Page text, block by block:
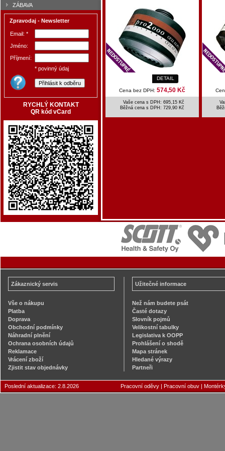
ZÁBAVA
Zpravodaj - Newsletter
Email: *
Jméno:
Příjmení:
* povinný údaj
RYCHLÝ KONTAKT
QR kód vCard
DETAIL
Cena bez DPH: 574,50 Kč
Vaše cena s DPH: 695,15 Kč
Běžná cena s DPH: 729,90 Kč
Zákaznický servis
Vše o nákupu
Platba
Doprava
Obchodní podmínky
Náhradní plnění
Ochrana osobních údajů
Reklamace
Vrácení zboží
Zjistit stav objednávky
Užitečné informace
Než nám budete psát
Časté dotazy
Slovník pojmů
Velikostní tabulky
Legislativa k OOPP
Prohlášení o shodě
Mapa stránek
Hledané výrazy
Partneři
Poslední aktualizace: 2.8.2026 Pracovní oděvy | Pracovní obuv |